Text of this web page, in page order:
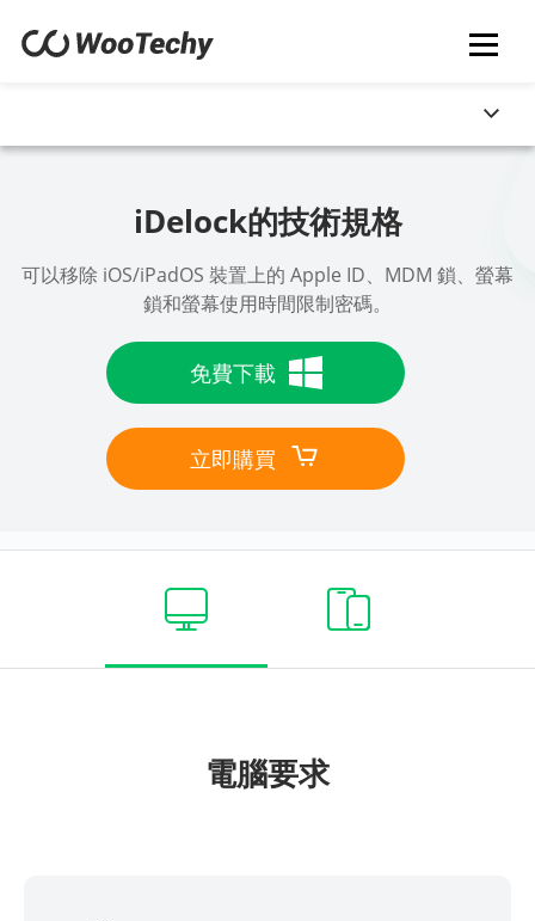
iDelock的技術規格
可以移除 iOS/iPadOS 裝置上的 Apple ID、MDM 鎖、螢幕
鎖和螢幕使用時間限制密碼。
免費下載
立即購買
電腦要求